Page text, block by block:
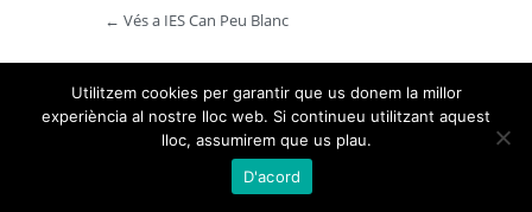
← Vés a IES Can Peu Blanc
Utilitzem cookies per garantir que us donem la millor
experiència al nostre lloc web. Si continueu utilitzant aquest
lloc, assumirem que us plau.
D'acord